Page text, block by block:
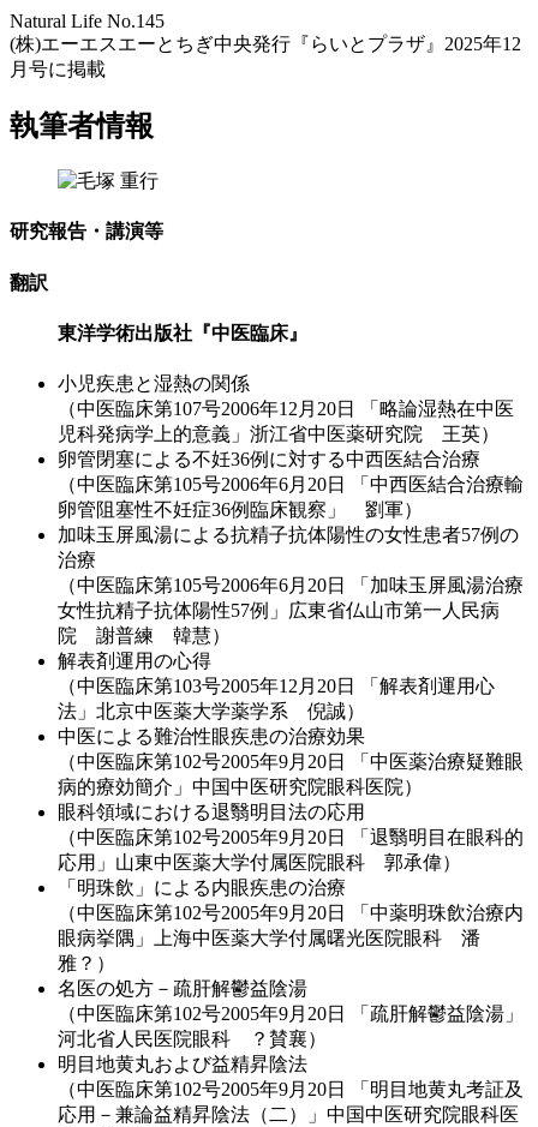
Natural Life No.145
(株)エーエスエーとちぎ中央発行『らいとプラザ』2025年12
月号に掲載
執筆者情報
研究報告・講演等
翻訳
東洋学術出版社『中医臨床』
小児疾患と湿熱の関係
（中医臨床第107号2006年12月20日 「略論湿熱在中医
児科発病学上的意義」浙江省中医薬研究院 王英）
卵管閉塞による不妊36例に対する中西医結合治療
（中医臨床第105号2006年6月20日 「中西医結合治療輸
卵管阻塞性不妊症36例臨床観察」 劉軍）
加味玉屏風湯による抗精子抗体陽性の女性患者57例の
治療
（中医臨床第105号2006年6月20日 「加味玉屏風湯治療
女性抗精子抗体陽性57例」広東省仏山市第一人民病
院 謝普練 韓慧）
解表剤運用の心得
（中医臨床第103号2005年12月20日 「解表剤運用心
法」北京中医薬大学薬学系 倪誠）
中医による難治性眼疾患の治療効果
（中医臨床第102号2005年9月20日 「中医薬治療疑難眼
病的療効簡介」中国中医研究院眼科医院）
眼科領域における退翳明目法の応用
（中医臨床第102号2005年9月20日 「退翳明目在眼科的
応用」山東中医薬大学付属医院眼科 郭承偉）
「明珠飲」による内眼疾患の治療
（中医臨床第102号2005年9月20日 「中薬明珠飲治療内
眼病挙隅」上海中医薬大学付属曙光医院眼科 潘
雅？）
名医の処方－疏肝解鬱益陰湯
（中医臨床第102号2005年9月20日 「疏肝解鬱益陰湯」
河北省人民医院眼科 ？賛襄）
明目地黄丸および益精昇陰法
（中医臨床第102号2005年9月20日 「明目地黄丸考証及
応用－兼論益精昇陰法（二）」中国中医研究院眼科医